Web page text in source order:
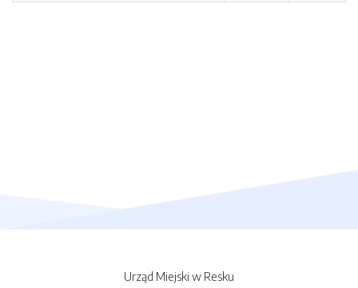
Urząd Miejski w Resku